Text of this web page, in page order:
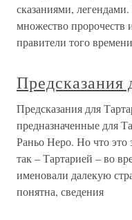
сказаниями,
множество пророчеств
правители того
Предсказания
Предсказания для
предназначенные для
Раньо Неро. Но что это
так – Тартарией – во
именовали далекую
понятна, сведения